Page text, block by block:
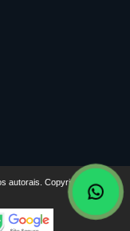
autorais. Copyright© Civiltec